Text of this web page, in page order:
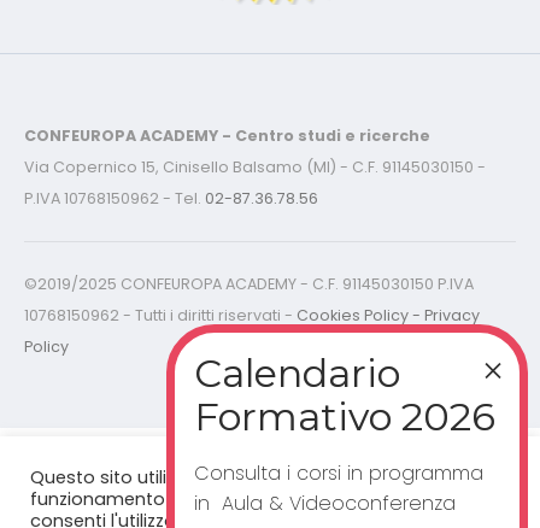
CONFEUROPA ACADEMY - Centro studi e ricerche
Via Copernico 15, Cinisello Balsamo (MI) - C.F. 91145030150 -
P.IVA 10768150962 - Tel. 02-87.36.78.56
©2019/2025 CONFEUROPA ACADEMY - C.F. 91145030150 P.IVA
10768150962 - Tutti i diritti riservati - Cookies Policy - Privacy
Policy
Questo sito utilizza cookie per un corretto
funzionamento del sito web. Cliccando "accetta”,
consenti l'utilizzo dei cookie.
Consulta i corsi in programma
in Aula & Videoconferenza